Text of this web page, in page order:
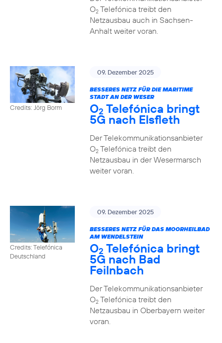
O2Telefónica treibt den
Netzausbau auch in Sachsen-
Anhalt weiter voran.
Credits: Jörg Borm
09. Dezember 2025
BESSERES NETZ FÜR DIE MARITIME
STADT AN DER WESER
O2 Telefónica bringt
5G nach Elsfleth
Der Telekommunikationsanbieter
O2Telefónica treibt den
Netzausbau in der Wesermarsch
weiter voran.
Credits: Telefónica
Deutschland
09. Dezember 2025
BESSERES NETZ FÜR DAS MOORHEILBAD
AM WENDELSTEIN
O2 Telefónica bringt
5G nach Bad
Feilnbach
Der Telekommunikationsanbieter
O2Telefónica treibt den
Netzausbau in Oberbayern weiter
voran.